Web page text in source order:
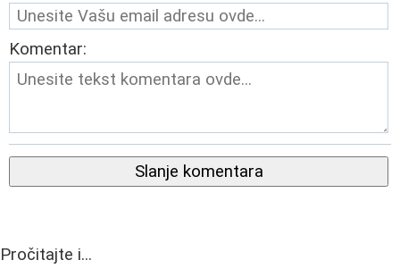
Komentar:
Slanje komentara
Pročitajte i...